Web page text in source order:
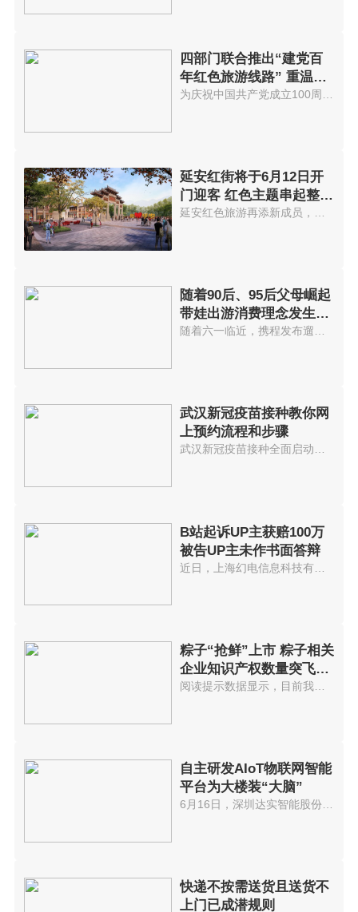
四部门联合推出“建党百
年红色旅游线路” 重温红
色历史
延安红街将于6月12日开
门迎客 红色主题串起整个
街区
随着90后、95后父母崛起
带娃出游消费理念发生变
化
随着六一临近，携程发布遛娃出游...
武汉新冠疫苗接种教你网
上预约流程和步骤
武汉新冠疫苗接种全面启动网上预...
B站起诉UP主获赔100万
被告UP主未作书面答辩
粽子“抢鲜”上市 粽子相关
企业知识产权数量突飞猛
进
自主研发AIoT物联网智能
平台为大楼装“大脑”
快递不按需送货且送货不
上门已成潜规则